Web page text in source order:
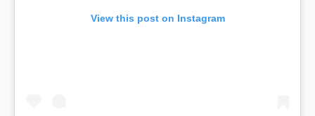
View this post on Instagram